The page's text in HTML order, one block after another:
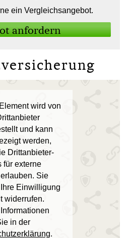
ein Vergleichsangebot.
an­for­dern
wird von
und kann
werden,
Drittanbieter-
für externe
Sie
Einwilligung
widerrufen.
in der
.